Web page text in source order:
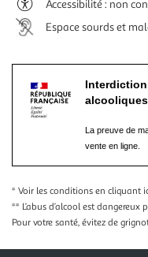
Accessibilité : non
Espace sourds et
La preuve de
vente en ligne.
* Voir les conditions en cliquant
** L’abus d’alcool est
Pour votre santé, évitez de